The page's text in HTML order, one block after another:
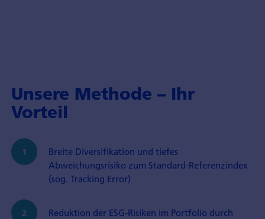
Unsere Methode – Ihr
Vorteil
Breite Diversifikation und tiefes
Abweichungsrisiko zum Standard-Referenzindex
(sog. Tracking Error)
Reduktion der ESG-Risiken im Portfolio durch